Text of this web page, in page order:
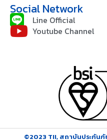
Social Network
Line Official
Youtube Channel
©2023 TII, สถาบันประกันภัย